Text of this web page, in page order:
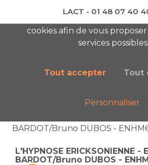
newsletter
Boutique
BARDOT/Bruno DUBOS -
L'HYPNOSE ERICKSONIENNE -
BARDOT/Bruno DUBOS -
cookies afin de vous
services possibles.
Tout accepter Tout
Personnaliser
LACT - 01 48 07 40